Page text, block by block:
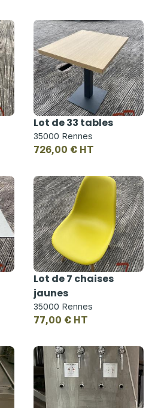
Lot de 33 tables
35000 Rennes
726,00 € HT
Lot de 7 chaises
jaunes
35000 Rennes
77,00 € HT